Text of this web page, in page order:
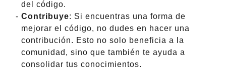
del código.
Contribuye: Si encuentras una forma de
mejorar el código, no dudes en hacer una
contribución. Esto no solo beneficia a la
comunidad, sino que también te ayuda a
consolidar tus conocimientos.